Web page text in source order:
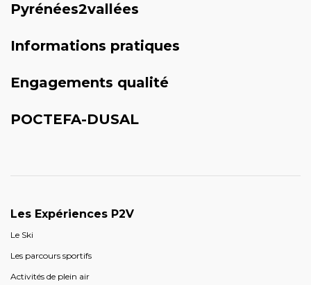
Pyrénées2vallées
Informations pratiques
Engagements qualité
POCTEFA-DUSAL
Les Expériences P2V
Le Ski
Les parcours sportifs
Activités de plein air